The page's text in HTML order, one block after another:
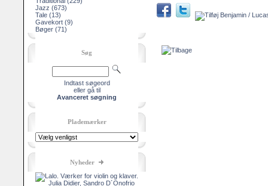
Jazz (673)
Tale (13)
Gavekort (9)
Bøger (71)
Søg
Indtast søgeord
eller gå til
Avanceret søgning
Plademærker
Nyheder